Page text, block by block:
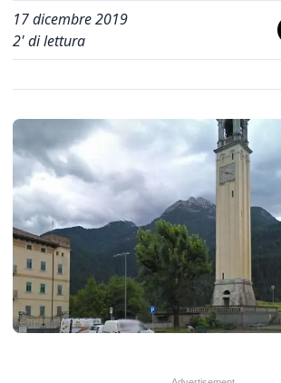
17 dicembre 2019
2' di lettura